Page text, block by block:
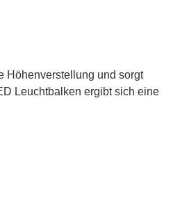
Höhenverstellung und sorgt
Leuchtbalken ergibt sich eine